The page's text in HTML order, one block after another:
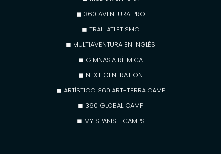
◼ 360 AVENTURA PRO
◼ TRAIL ATLETISMO
◼ MULTIAVENTURA EN INGLÉS
◼ GIMNASIA RÍTMICA
◼ NEXT GENERATION
◼ ARTÍSTICO 360 ART-TERRA CAMP
◼ 360 GLOBAL CAMP
◼ MY SPANISH CAMPS